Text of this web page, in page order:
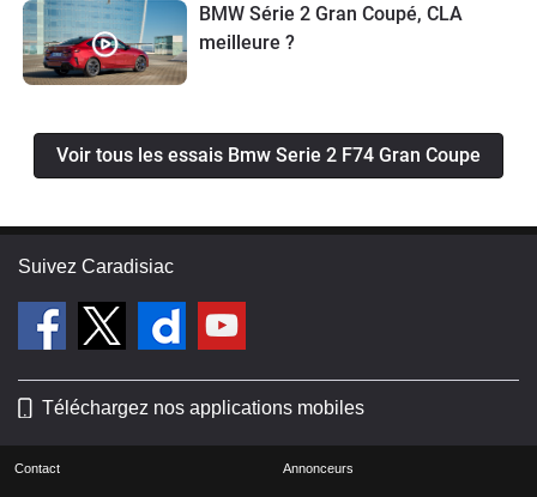
BMW Série 2 Gran Coupé, CLA
meilleure ?
Voir tous les essais Bmw Serie 2 F74 Gran Coupe
Suivez Caradisiac
Téléchargez nos applications mobiles
Contact Annonceurs